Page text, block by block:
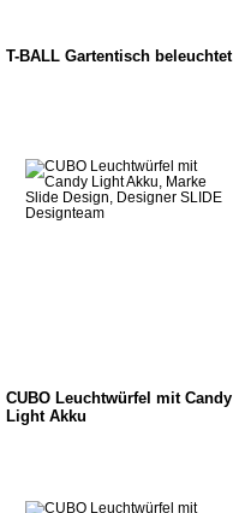
T-BALL Gartentisch beleuchtet
CUBO Leuchtwürfel mit Candy
Light Akku